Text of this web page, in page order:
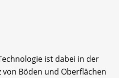
ist dabei in der
von Böden und Oberflächen